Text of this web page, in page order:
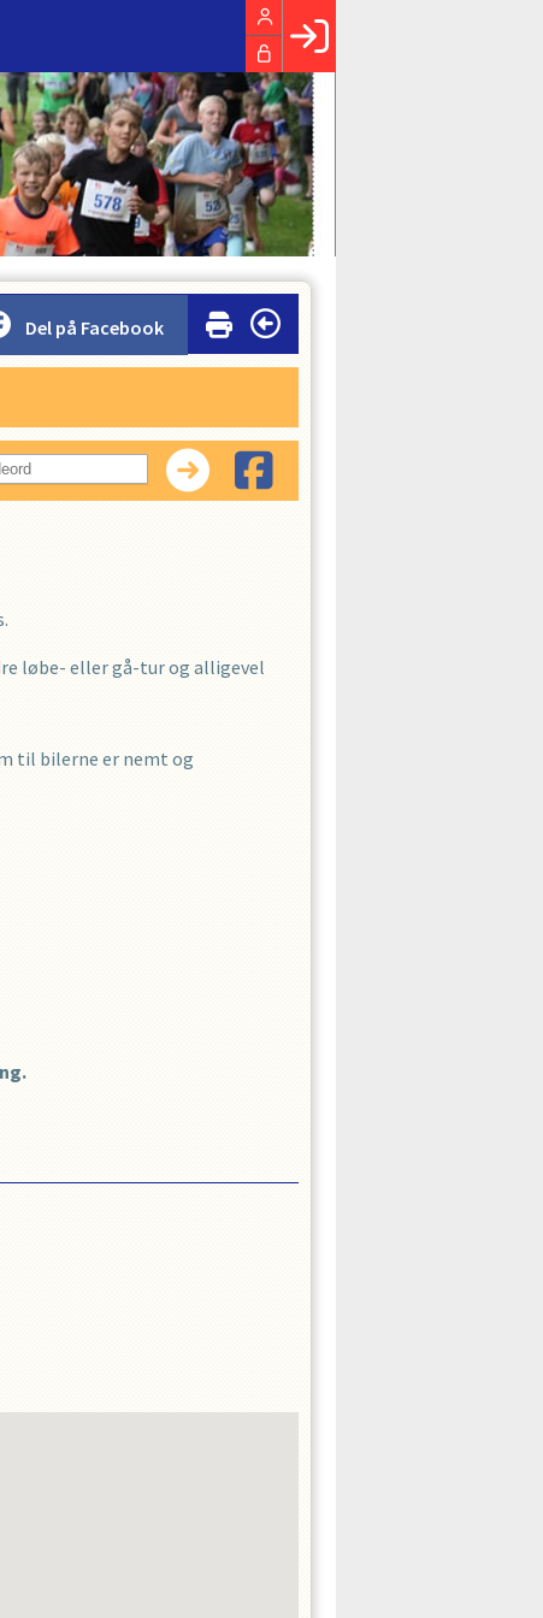
LOG IND
Del på Facebook
løbe- eller gå-tur og alligevel
til bilerne er nemt og